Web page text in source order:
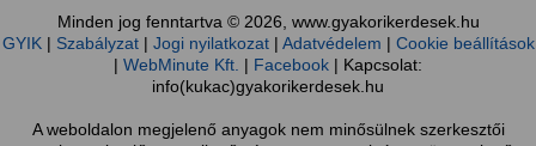
Minden jog fenntartva © 2026, www.gyakorikerdesek.hu
GYIK| Szabályzat| Jogi nyilatkozat| Adatvédelem | Cookie beállítások
| WebMinute Kft. | Facebook | Kapcsolat:
info(kukac)gyakorikerdesek.hu
A weboldalon megjelenő anyagok nem minősülnek szerkesztői